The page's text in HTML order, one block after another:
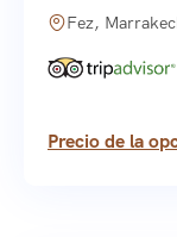
Fez,
Precio de la